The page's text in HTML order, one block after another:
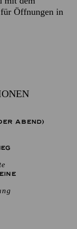
Öffnungen in
ABEND)